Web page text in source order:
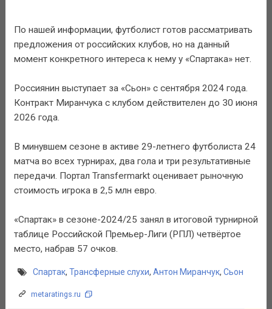
По нашей информации, футболист готов рассматривать
предложения от российских клубов, но на данный
момент конкретного интереса к нему у «Спартака» нет.
Россиянин выступает за «Сьон» с сентября 2024 года.
Контракт Миранчука с клубом действителен до 30 июня
2026 года.
В минувшем сезоне в активе 29-летнего футболиста 24
матча во всех турнирах, два гола и три результативные
передачи. Портал Transfermarkt оценивает рыночную
стоимость игрока в 2,5 млн евро.
«Спартак» в сезоне-2024/25 занял в итоговой турнирной
таблице Российской Премьер-Лиги (РПЛ) четвёртое
место, набрав 57 очков.
Спартак, Трансферные слухи, Антон Миранчук, Сьон
metaratings.ru